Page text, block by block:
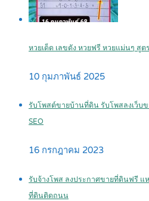
หวยเด็ด เลขดัง หวยฟรี หวยแม่นๆ สู
10 กุมภาพันธ์ 2025
รับโพสต์ขายบ้านที่ดิน รับโพสลงเว็บ
SEO
16 กรกฎาคม 2023
รับจ้างโพส ลงประกาศขายที่ดินฟรี แ
ที่ดินติดถนน